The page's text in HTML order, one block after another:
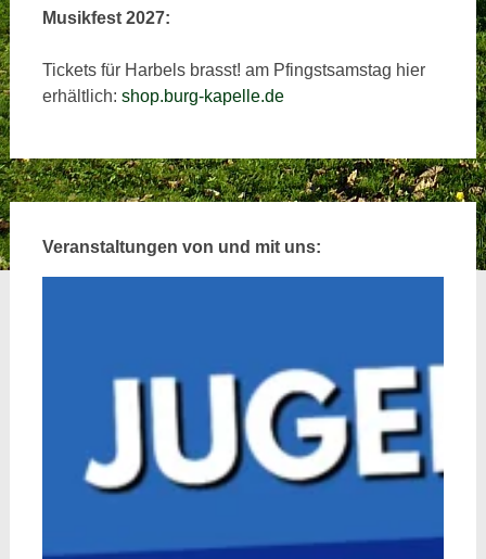
Musikfest 2027:
Tickets für Harbels brasst! am Pfingstsamstag hier
erhältlich: shop.burg-kapelle.de
Veranstaltungen von und mit uns: